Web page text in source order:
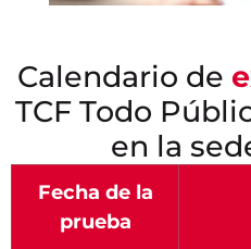
Calendario de
TCF Todo
en la
Fecha de la
prueba